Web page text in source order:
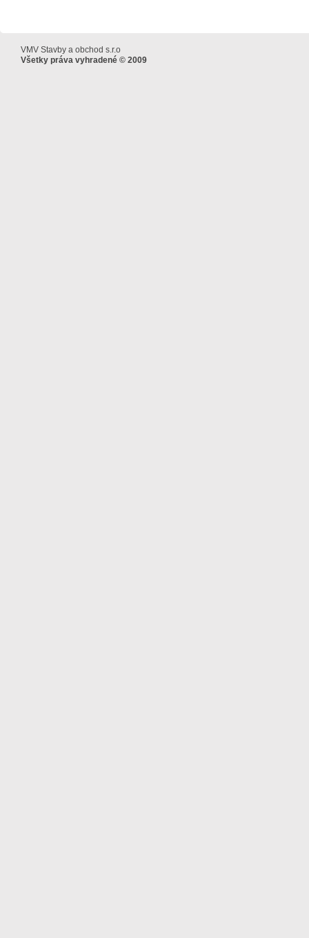
VMV Stavby a obchod s.r.o
Všetky práva vyhradené © 2009